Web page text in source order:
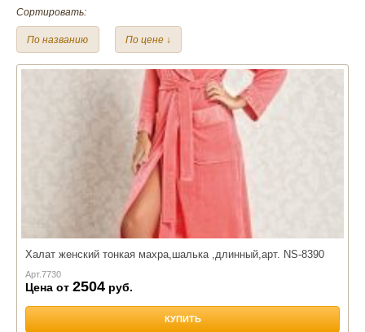
Сортировать:
По названию По цене ↓
Халат женский тонкая махра,шалька ,длинный,арт. NS-8390
Арт.7730
Цена от 2504 руб.
КУПИТЬ